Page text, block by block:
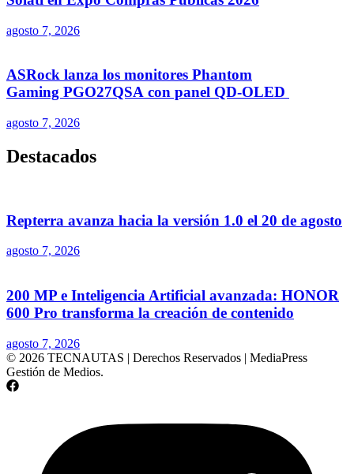
agosto 7, 2026
ASRock lanza los monitores Phantom
Gaming PGO27QSA con panel QD-OLED
agosto 7, 2026
Destacados
Repterra avanza hacia la versión 1.0 el 20 de agosto
agosto 7, 2026
200 MP e Inteligencia Artificial avanzada: HONOR
600 Pro transforma la creación de contenido
agosto 7, 2026
© 2026 TECNAUTAS | Derechos Reservados | MediaPress
Gestión de Medios.